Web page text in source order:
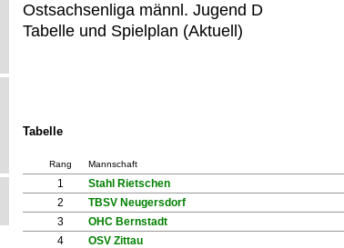
Ostsachsenliga männl. Jugend D
Tabelle und Spielplan (Aktuell)
Tabelle
Rang Mannschaft
1 Stahl Rietschen
2
TBSV Neugersdorf
3
OHC Bernstadt
4
OSV Zittau